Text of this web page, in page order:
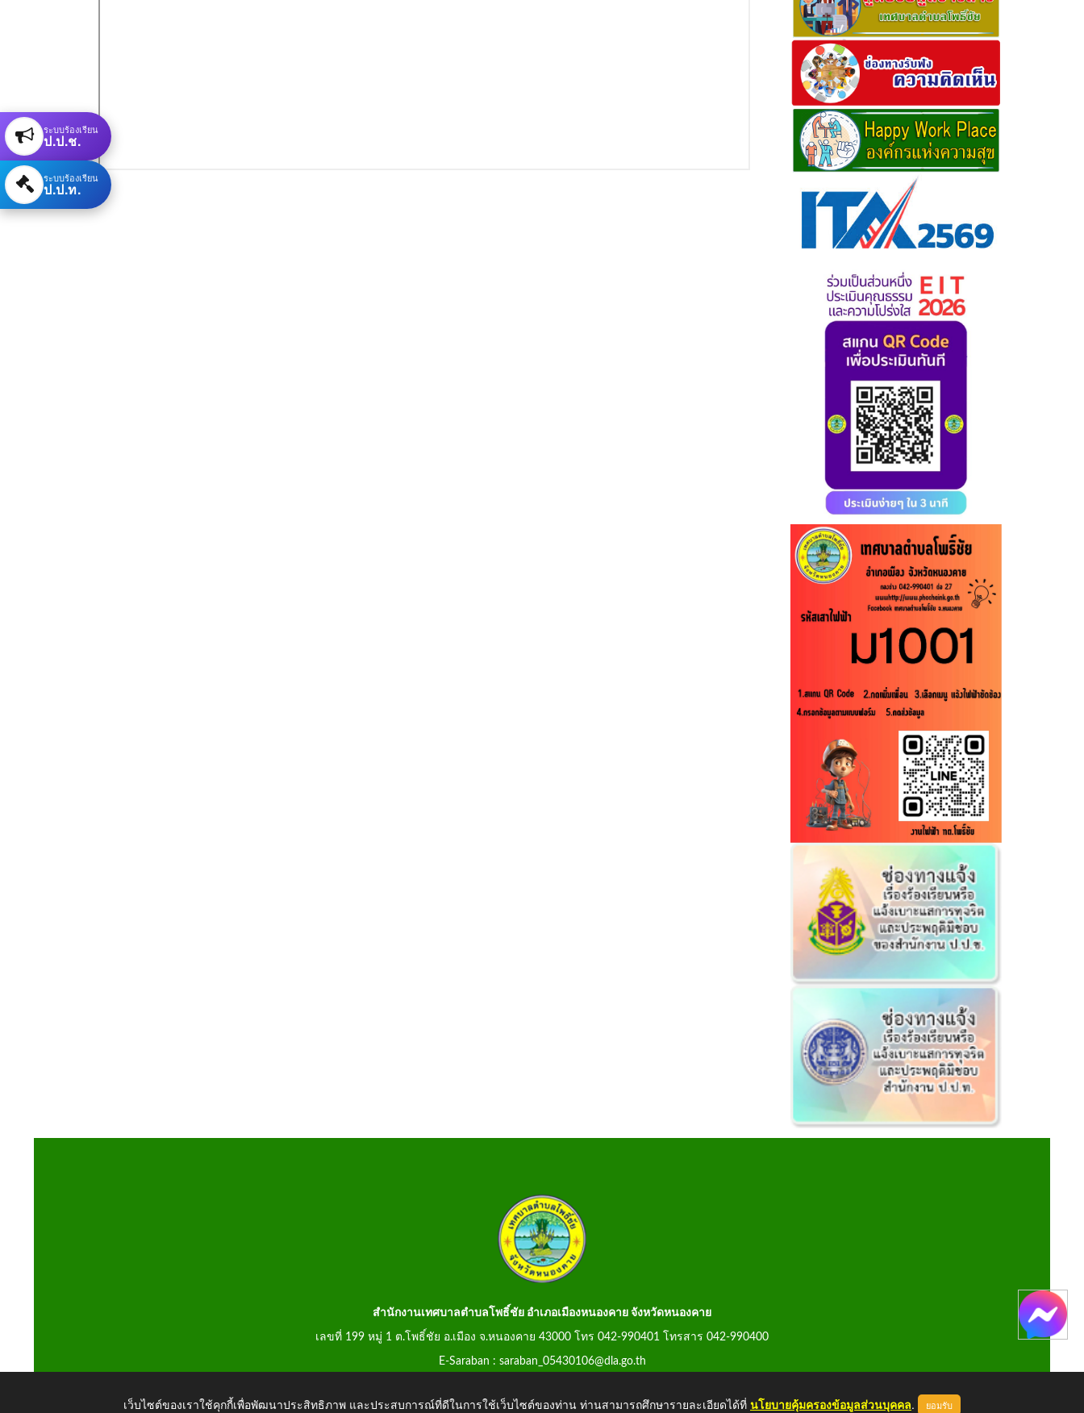
สำนักงานเทศบาลตำบลโพธิ์ชัย อำเภอเมืองหนองคาย จังหวัดหนองคาย
เลขที่ 199 หมู่ 1 ต.โพธิ์ชัย อ.เมือง จ.หนองคาย 43000 โทร 042-990401 โทรสาร 042-990400
E-Saraban : saraban_05430106@dla.go.th
ระบบร้องเรียน
ป.ป.ช.
ระบบร้องเรียน
ป.ป.ท.
เว็บไซต์ของเราใช้คุกกี้เพื่อพัฒนาประสิทธิภาพ และประสบการณ์ที่ดีในการใช้เว็บไซต์ของท่าน ท่านสามารถศึกษารายละเอียดได้ที่ นโยบายคุ้มครองข้อมูลส่วนบุคคล. ยอมรับ